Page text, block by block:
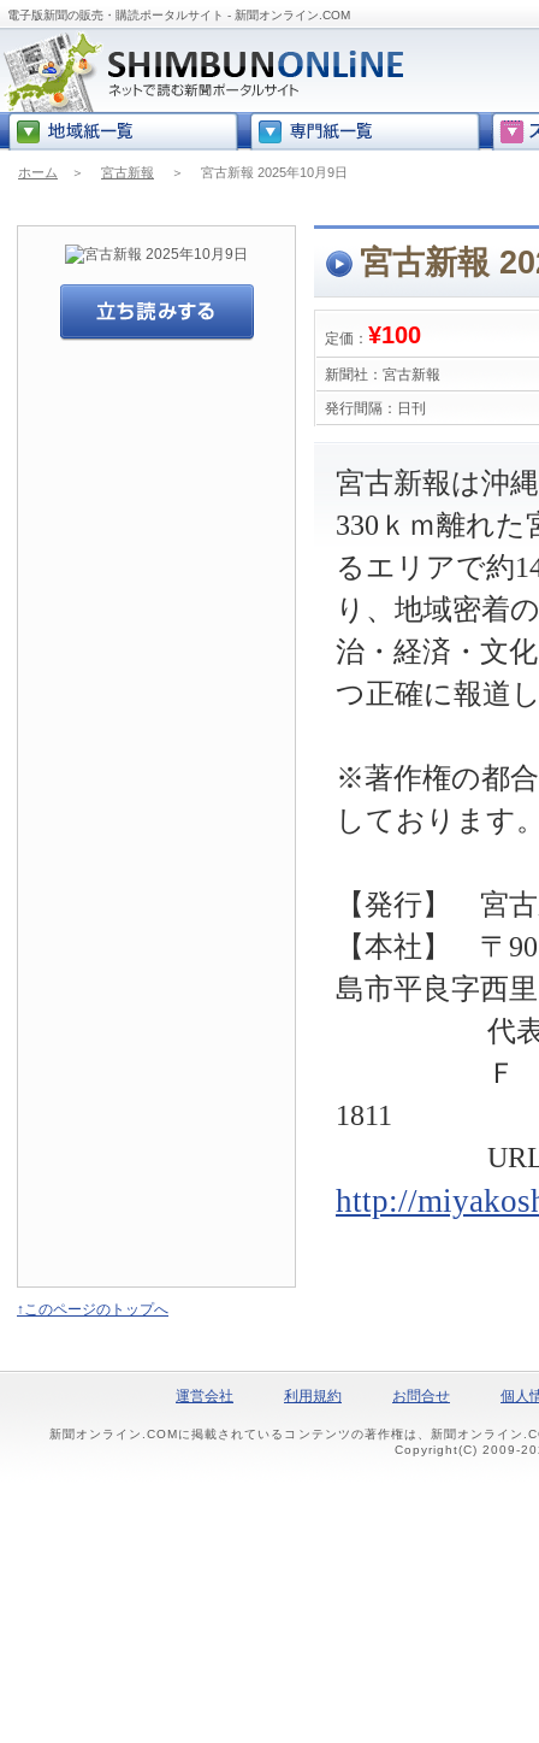
電子版新聞の販売・購読ポータルサイト - 新聞オンライン.COM
ホーム ＞ 宮古新報 ＞ 宮古新報 2025年10月9日
宮古新報
定価： ¥100
新聞社： 宮古新報
発行間隔： 日刊
宮古新報は沖
330ｋｍ離れ
るエリアで約
り、地域密着
治・経済・文
つ正確に報道
※著作権の都
しております
【発行】 宮
【本社】 〒
島市平良字西
代表電話
Ｆ Ａ
1811
URL
http://
↑このページのトップへ
運営会社 利用規約 お問合せ 個人
新聞オンライン.COMに掲載されているコンテンツの著作権は、新聞オンライン
Copyright(C) 2009-